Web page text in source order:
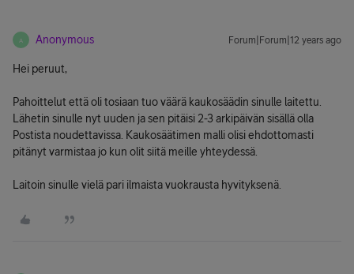
A Anonymous Forum|Forum|12 years ago
Hei peruut,
Pahoittelut että oli tosiaan tuo väärä kaukosäädin sinulle laitettu.
Lähetin sinulle nyt uuden ja sen pitäisi 2-3 arkipäivän sisällä olla
Postista noudettavissa. Kaukosäätimen malli olisi ehdottomasti
pitänyt varmistaa jo kun olit siitä meille yhteydessä.
Laitoin sinulle vielä pari ilmaista vuokrausta hyvityksenä.